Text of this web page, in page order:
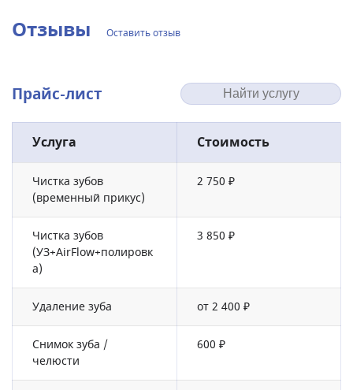
Отзывы Оставить отзыв
Прайс-лист
Услуга Стоимость
Чистка зубов
(временный прикус)
2 750 ₽
Чистка зубов
(УЗ+AirFlow+полировк
а)
3 850 ₽
Удаление зуба от 2 400 ₽
Снимок зуба /
челюсти
600 ₽